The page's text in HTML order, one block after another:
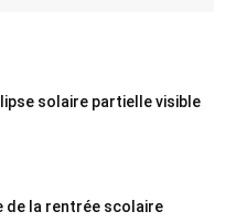
solaire partielle visible
de la rentrée scolaire